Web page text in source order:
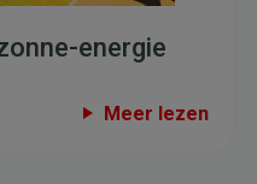
energie
Meer lezen